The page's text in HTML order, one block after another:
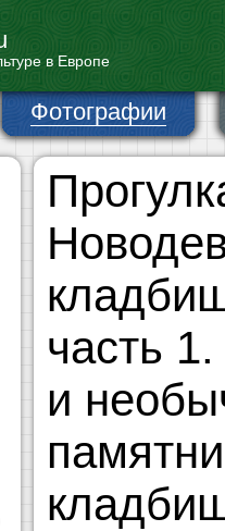
в Европе
Фотографии
часть
и